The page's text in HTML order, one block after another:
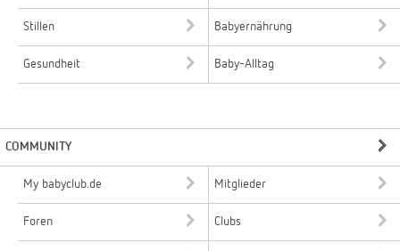
Stillen Babyernährung
Gesundheit Baby-Alltag
COMMUNITY
My babyclub.de Mitglieder
Foren Clubs